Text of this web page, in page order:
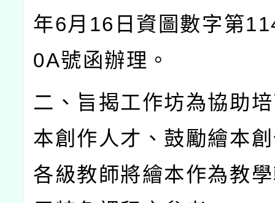
年6月 16 日資圖數字第
0A號函辦理。
二、旨揭工作坊為協助
本創作人才、鼓勵繪本
各級教師將繪本作為教